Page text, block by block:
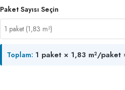
Paket Sayısı Seçin
Toplam: 1 paket × 1,83 m²/paket